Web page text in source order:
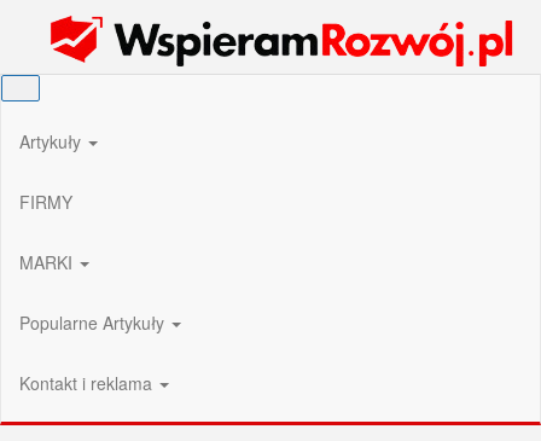
Wspieram Rozwój PL
Artykuły
FIRMY
MARKI
Popularne Artykuły
Kontakt i reklama